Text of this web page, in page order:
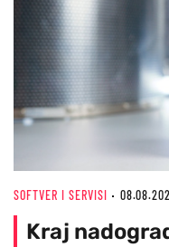
SOFTVER I SERVISI
Kraj